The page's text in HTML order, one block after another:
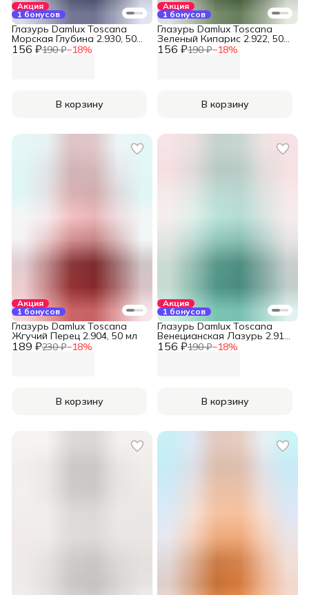
Акция
1 бонусов
156 ₽190 ₽−18%
Глазурь Damlux Toscana
Морская Глубина 2.930, 50
мл
В корзину
Акция
1 бонусов
156 ₽190 ₽−18%
Глазурь Damlux Toscana
Зеленый Кипарис 2.922, 50
мл
В корзину
Акция
1 бонусов
189 ₽230 ₽−18%
Глазурь Damlux Toscana
Жгучий Перец 2.904, 50 мл
В корзину
Акция
1 бонусов
156 ₽190 ₽−18%
Глазурь Damlux Toscana
Венецианская Лазурь 2.919,
50 мл
В корзину